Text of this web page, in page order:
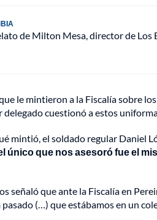
de Milton Mesa, director de Los
le mintieron a la Fiscalía sobre
delegado cuestionó a estos
mintió, el soldado regular Daniel
único que nos asesoró fue el
señaló que ante la Fiscalía en
(…) que estábamos en un